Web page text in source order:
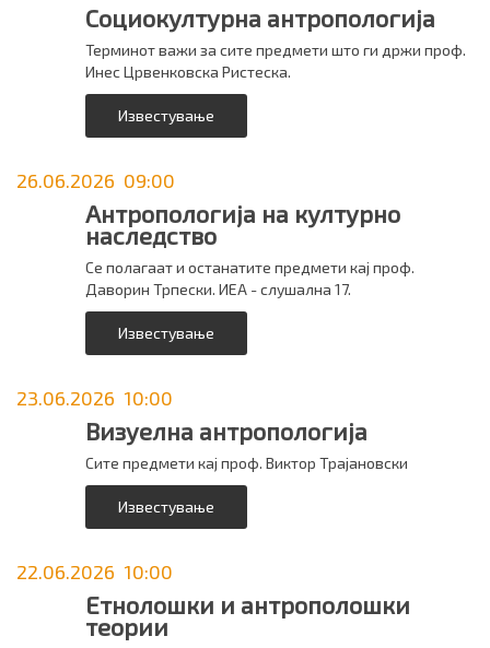
Социокултурна антропологија
Терминот важи за сите предмети што ги држи проф.
Инес Црвенковска Ристеска.
Известување
26.06.2026 09:00
Антропологија на културно
наследство
Се полагаат и останатите предмети кај проф.
Даворин Трпески. ИЕА - слушална 17.
Известување
23.06.2026 10:00
Визуелна антропологија
Сите предмети кај проф. Виктор Трајановски
Известување
22.06.2026 10:00
Етнолошки и антрополошки
теории